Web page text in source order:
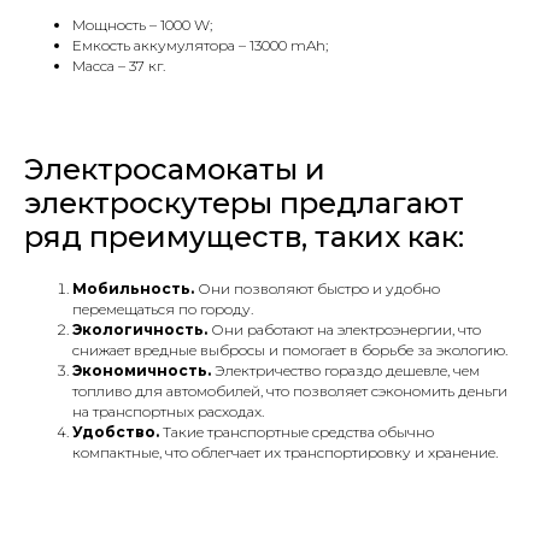
Мощность – 1000 W;
Емкость аккумулятора – 13000 mAh;
Масса – 37 кг.
Электросамокаты и
электроскутеры предлагают
ряд преимуществ, таких как:
Мобильность. Они позволяют быстро и удобно
перемещаться по городу.
Экологичность. Они работают на электроэнергии, что
снижает вредные выбросы и помогает в борьбе за экологию.
Экономичность. Электричество гораздо дешевле, чем
топливо для автомобилей, что позволяет сэкономить деньги
на транспортных расходах.
Удобство. Такие транспортные средства обычно
компактные, что облегчает их транспортировку и хранение.